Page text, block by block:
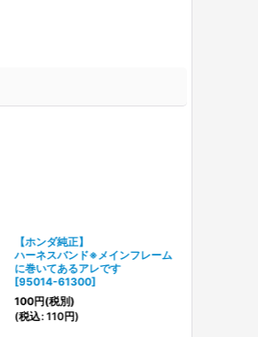
【ホンダ純正】
ハーネスバンド※メインフレーム
に巻いてあるアレです
[95014-61300]
100円(税別)
(税込: 110円)